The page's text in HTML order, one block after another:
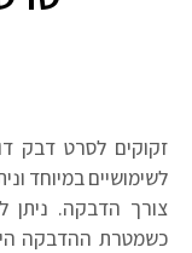
זקוקים לסרט דבק
לשימושיים במיוחד
צורך הדבקה.
כשמטרת ההדבקה